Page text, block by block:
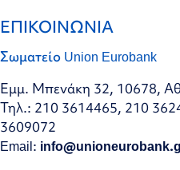
ΕΠΙΚΟΙΝΩΝΙΑ
Σωματείο Union Eurobank
Εμμ. Μπενάκη 32, 10678,
Τηλ.: 210 3614465, 210
3609072
Email: